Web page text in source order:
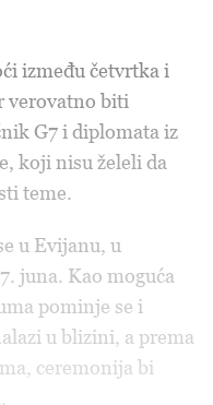
između četvrtka i
verovatno biti
G7 i diplomata iz
koji nisu želeli da
teme.
u Evijanu, u
juna. Kao moguća
pominje se i
u blizini, a prema
ceremonija bi